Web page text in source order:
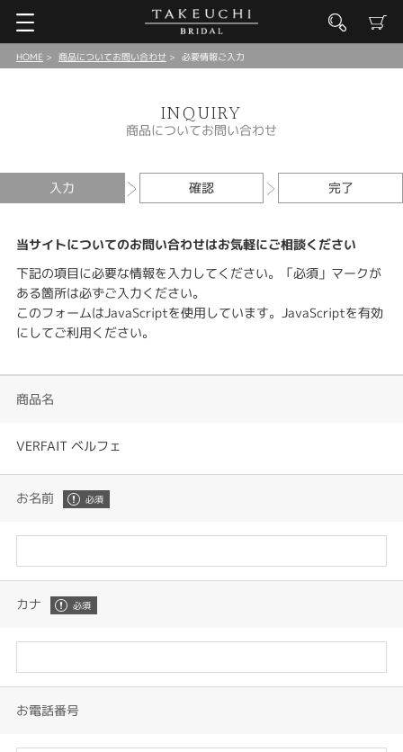
HOME 商品についてお問い合わせ 必要情報ご入力
INQUIRY
商品についてお問い合わせ
入力 確認 完了
当サイトについてのお問い合わせはお気軽にご相談ください
下記の項目に必要な情報を入力してください。「必須」マークが
ある箇所は必ずご入力ください。
このフォームはJavaScriptを使用しています。JavaScriptを有効
にしてご利用ください。
商品名
VERFAIT ベルフェ
お名前
カナ
お電話番号